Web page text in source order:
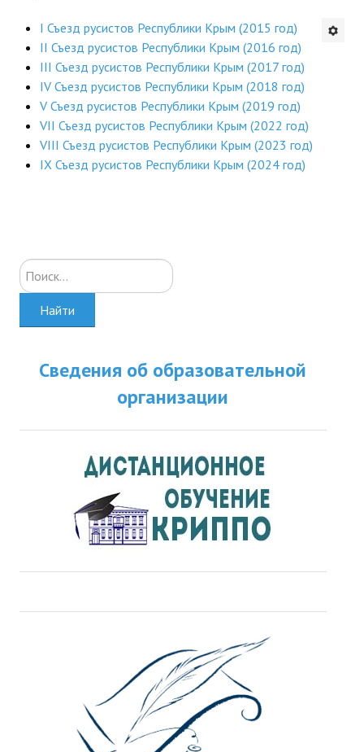
АНОНСЫ
ИНСТИТУТ
Противодействие коррупции
В ПОМОЩЬ УЧИТЕЛЮ
Советуем прочитать
ДПО
Профессиональная переподготовка
КОНТАКТЫ
I Съезд русистов Республики Крым (2015 год)
II Съезд русистов Республики Крым (2016 год)
III Съезд русистов Республики Крым (2017 год)
IV Съезд русистов Республики Крым (2018 год)
V Съезд русистов Республики Крым (2019 год)
VII Съезд русистов Республики Крым (2022 год)
VIII Съезд русистов Республики Крым (2023 год)
IX Съезд русистов Республики Крым (2024 год)
Искать...
Найти
Сведения об образовательной
организации